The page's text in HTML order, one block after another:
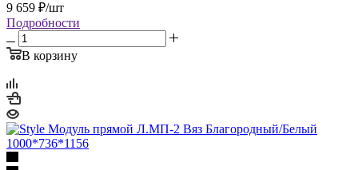
9 659 ₽/шт
Подробности
В корзину